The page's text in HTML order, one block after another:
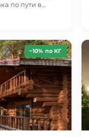
по пути в
−10% по КГ